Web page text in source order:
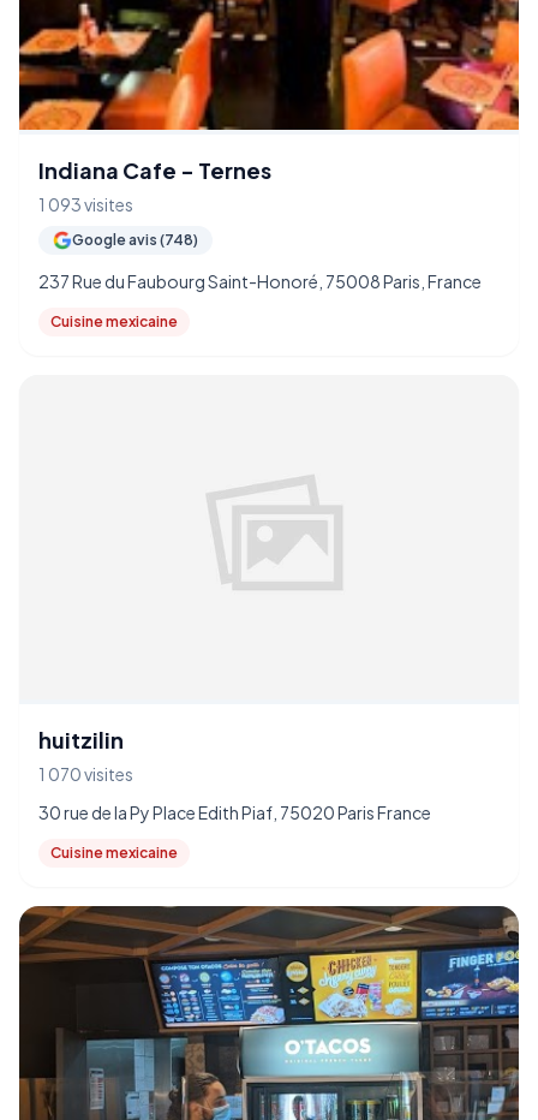
Indiana Cafe - Ternes
1 093 visites
Google avis (748)
237 Rue du Faubourg Saint-Honoré, 75008 Paris, France
Cuisine mexicaine
huitzilin
1 070 visites
30 rue de la Py Place Edith Piaf, 75020 Paris France
Cuisine mexicaine